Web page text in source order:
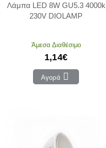
Λάμπα LED 8W GU5.3 4000k
230V DIOLAMP
Άμεσα Διαθέσιμο
1,14€
Αγορά